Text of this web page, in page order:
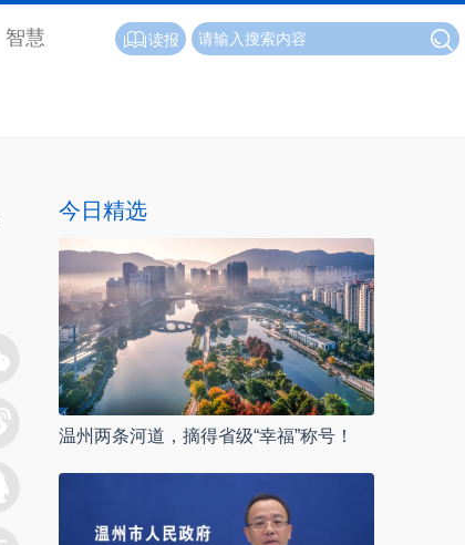
智慧 读报
今日精选
温州两条河道，摘得省级“幸福”称号！